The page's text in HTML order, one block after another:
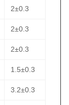
2±0.3
2±0.3
2±0.3
1.5±0.3
3.2±0.3